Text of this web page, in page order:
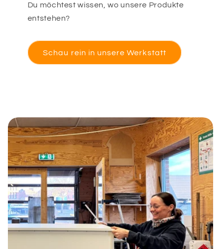
Du möchtest wissen, wo unsere Produkte
entstehen?
Schau rein in unsere Werkstatt